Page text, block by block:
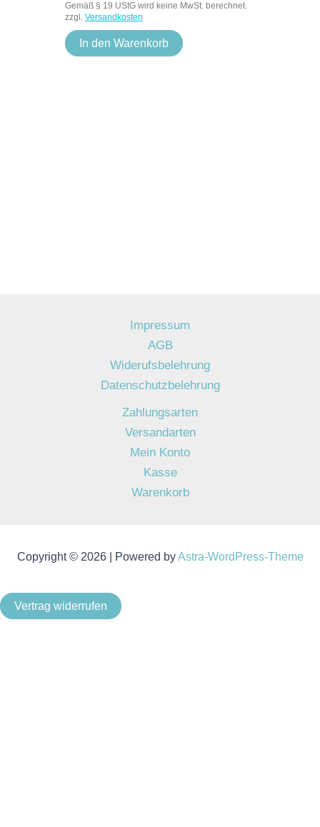
Gemäß § 19 UStG wird keine MwSt. berechnet.
zzgl. Versandkosten
In den Warenkorb
Impressum
AGB
Widerufsbelehrung
Datenschutzbelehrung
Zahlungsarten
Versandarten
Mein Konto
Kasse
Warenkorb
Copyright © 2026 | Powered byAstra-WordPress-Theme
Vertrag widerrufen